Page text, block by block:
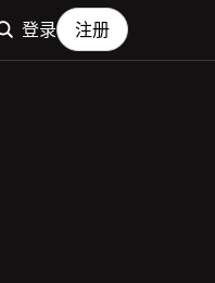
登录 注册